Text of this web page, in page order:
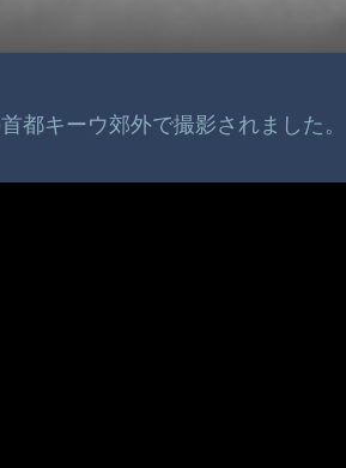
都キーウ郊外で撮影されました。